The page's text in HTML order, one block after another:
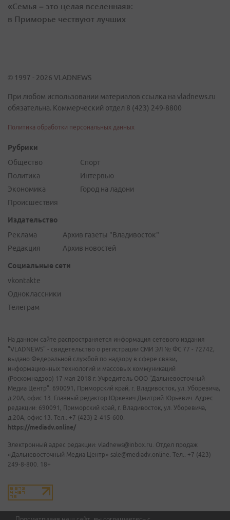
«Семья – это целая вселенная»:
в Приморье чествуют лучших
© 1997 - 2026 VLADNEWS
При любом использовании материалов ссылка на vladnews.ru
обязательна. Коммерческий отдел 8 (423) 249-8800
Политика обработки персональных данных
Рубрики
Общество
Политика
Экономика
Происшествия
Спорт
Интервью
Город на ладони
Издательство
Реклама
Редакция
Архив газеты "Владивосток"
Архив новостей
Социальные сети
vkontakte
Одноклассники
Телеграм
На данном сайте распространяется информация сетевого издания
"VLADNEWS" - свидетельство о регистрации СМИ ЭЛ № ФС 77 - 72742,
выдано Федеральной службой по надзору в сфере связи,
информационных технологий и массовых коммуникаций
(Роскомнадзор) 17 мая 2018 г. Учредитель ООО "Дальневосточный
Медиа Центр". 690091, Приморский край, г. Владивосток, ул. Уборевича,
д.20А, офис 13. Главный редактор Юркевич Дмитрий Юрьевич. Адрес
редакции: 690091, Приморский край, г. Владивосток, ул. Уборевича,
д.20А, офис 13. Тел.: +7 (423) 2-415-600.
https://mediadv.online/
Электронный адрес редакции: vladnews@inbox.ru. Отдел продаж
«Дальневосточный Медиа Центр» sale@mediadv.online. Тел.: +7 (423)
249-8-800. 18+